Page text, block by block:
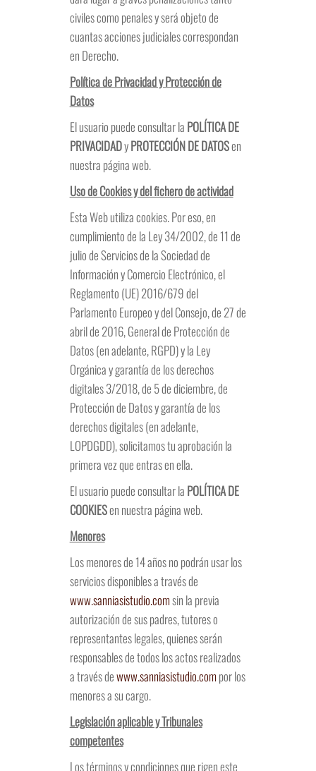
civiles como penales y será objeto de
cuantas acciones judiciales correspondan
en Derecho.
Política de Privacidad y Protección de
Datos
El usuario puede consultar la POLÍTICA DE
PRIVACIDADyPROTECCIÓNDE DATOSen
nuestra página web.
Uso de Cookies y del fichero de actividad
Esta Web utiliza cookies. Por eso, en
cumplimiento de la Ley 34/2002, de 11 de
julio de Servicios de la Sociedad de
Información y Comercio Electrónico, el
Reglamento (UE) 2016/679 del
Parlamento Europeo y del Consejo, de 27 de
abril de 2016, General de Protección de
Datos (en adelante, RGPD) y la Ley
Orgánica y garantía de los derechos
digitales 3/2018, de 5 de diciembre, de
Protección de Datos y garantía de los
derechos digitales (en adelante,
LOPDGDD), solicitamos tu aprobación la
primera vez que entras en ella.
El usuario puede consultar la POLÍTICA DE
COOKIESen nuestra página web.
Menores
Los menores de 14 años no podrán usar los
servicios disponibles a través de
www.sanniasistudio.comsin la previa
autorización de sus padres, tutores o
representantes legales, quienes serán
responsables de todos los actos realizados
a través dewww.sanniasistudio.com por los
menores a su cargo.
Legislación aplicable y Tribunales
competentes
Los términos y condiciones que rigen este